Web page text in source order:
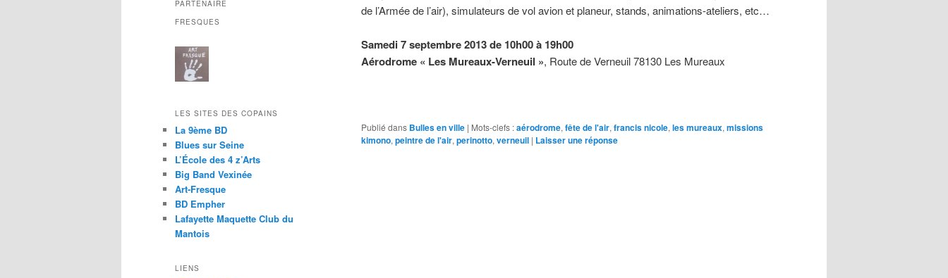
de l’Armée de l’air), simulateurs de vol avion et planeur, stands, animations-ateliers, etc…
Samedi 7 septembre 2013 de 10h00 à 19h00
Aérodrome « Les Mureaux-Verneuil », Route de Verneuil 78130 Les Mureaux
Publié dans Bulles en ville | Mots-clefs :aérodrome, fête de l'air, francis nicole, les mureaux, missions
kimono, peintre de l'air, perinotto, verneuil | Laisser une réponse
PARTENAIRE
FRESQUES
LES SITES DES COPAINS
La 9ème BD
Blues sur Seine
L’École des 4 z’Arts
Big Band Vexinée
Art-Fresque
BD Empher
Lafayette Maquette Club du
Mantois
LIENS